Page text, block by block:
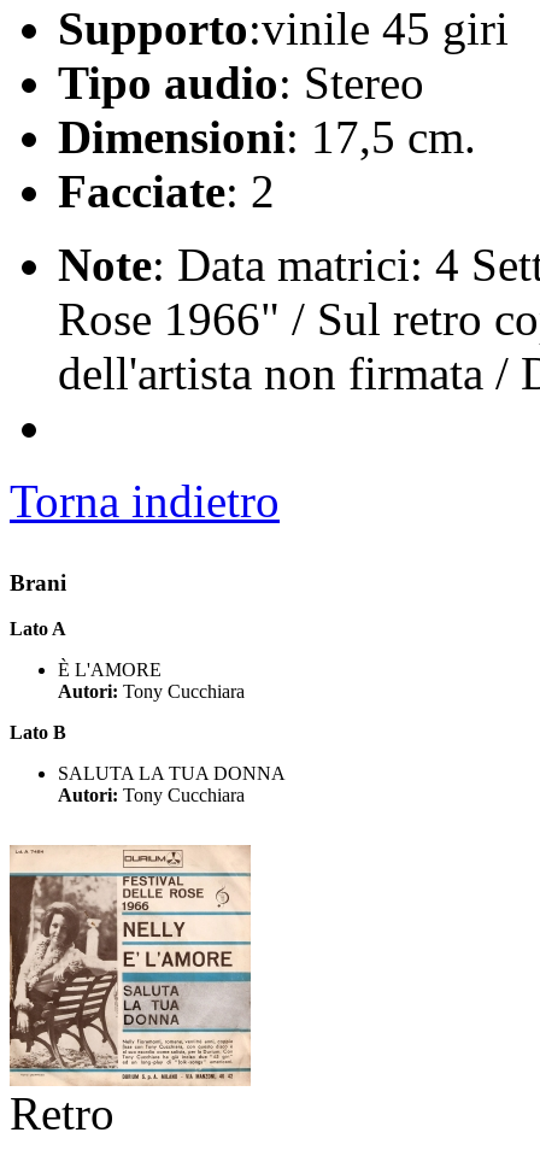
Supporto:vinile 45 giri
Tipo audio: Stereo
Dimensioni: 17,5 cm.
Facciate: 2
Note: Data matrici: 4
Rose 1966" / Sul retro
dell'artista non firmata /
Torna indietro
Brani
Lato A
È L'AMORE
Autori: Tony Cucchiara
Lato B
SALUTA LA TUA DONNA
Autori: Tony Cucchiara
Retro